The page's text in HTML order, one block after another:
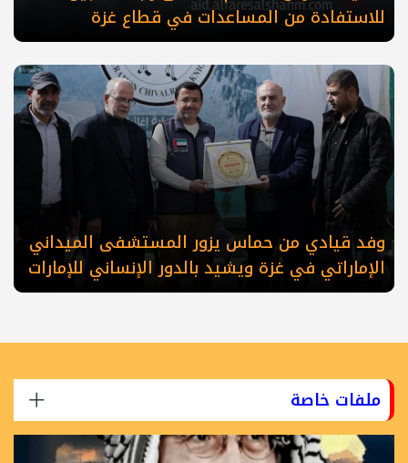
للاستفادة من المساعدات في قطاع غزة
وفد قيادي من حماس يزور المستشفى الميداني
الإماراتي في غزة ويشيد بالدور الإنساني للإمارات
ملفات خاصة